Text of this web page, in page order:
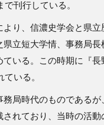
で刊行している。
り、信濃史学会と県立
立短大学情、事務局
いる。この時期に『長
いる。
局時代のものであるが
れており、当時の活